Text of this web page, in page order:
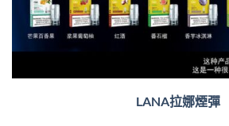
LANA拉娜煙彈